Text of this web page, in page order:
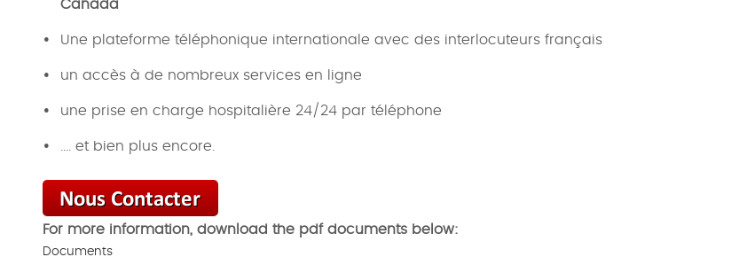
Canada
Une plateforme téléphonique internationale avec des interlocuteurs français
un accès à de nombreux services en ligne
une prise en charge hospitalière 24/24 par téléphone
.... et bien plus encore.
For more information, download the pdf documents below:
Documents